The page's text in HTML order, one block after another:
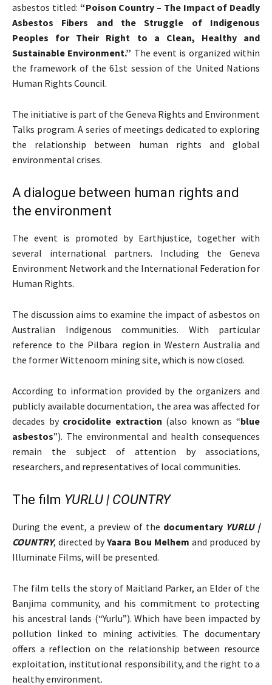
asbestos titled: “Poison Country – The Impact of Deadly
Asbestos Fibers and the Struggle of Indigenous
Peoples for Their Right to a Clean, Healthy and
Sustainable Environment.” The event is organized within
the framework of the 61st session of the United Nations
Human Rights Council.
The initiative is part of the Geneva Rights and Environment
Talks program. A series of meetings dedicated to exploring
the relationship between human rights and global
environmental crises.
A dialogue between human rights and
the environment
The event is promoted by Earthjustice, together with
several international partners. Including the Geneva
Environment Network and the International Federation for
Human Rights.
The discussion aims to examine the impact of asbestos on
Australian Indigenous communities. With particular
reference to the Pilbara region in Western Australia and
the former Wittenoom mining site, which is now closed.
According to information provided by the organizers and
publicly available documentation, the area was affected for
decades by crocidolite extraction (also known as “blue
asbestos”). The environmental and health consequences
remain the subject of attention by associations,
researchers, and representatives of local communities.
The film YURLU | COUNTRY
During the event, a preview of the documentary YURLU |
COUNTRY, directed byYaara Bou Melhem and produced by
Illuminate Films, will be presented.
The film tells the story of Maitland Parker, an Elder of the
Banjima community, and his commitment to protecting
his ancestral lands (“Yurlu”). Which have been impacted by
pollution linked to mining activities. The documentary
offers a reflection on the relationship between resource
exploitation, institutional responsibility, and the right to a
healthy environment.